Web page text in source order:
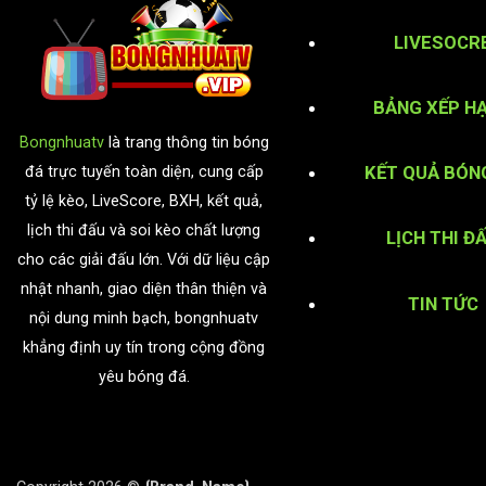
Bongnhuatvlà trang thông tin bóng
đá trực tuyến toàn diện, cung cấp
tỷ lệ kèo, LiveScore, BXH, kết quả,
lịch thi đấu và soi kèo chất lượng
cho các giải đấu lớn. Với dữ liệu cập
nhật nhanh, giao diện thân thiện và
nội dung minh bạch, bongnhuatv
khẳng định uy tín trong cộng đồng
yêu bóng đá.
BẢNG XẾP
KẾT QUẢ
LỊCH THI
TIN TỨC